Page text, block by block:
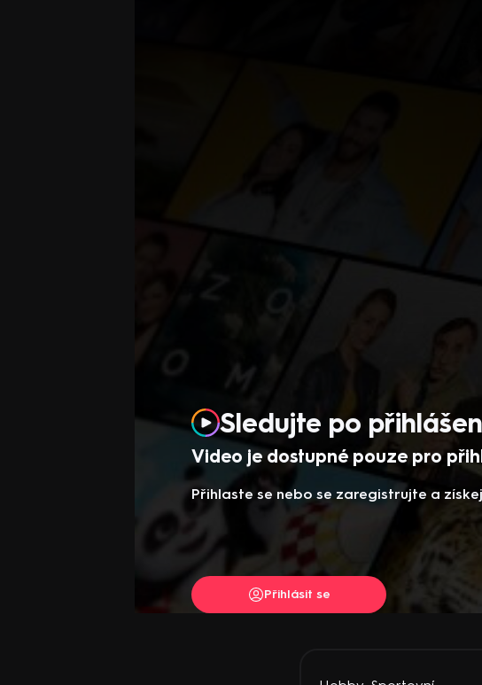
Video je dostupné pouze pro
Sledujte po
Přihlaste se nebo se zaregistrujte a
Přihlásit se